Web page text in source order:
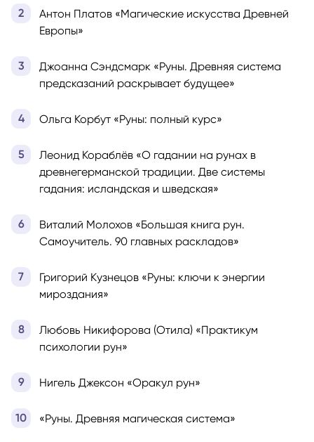
Антон Платов «Магические искусства Древней
Европы»
Джоанна Сэндсмарк «Руны. Древняя система
предсказаний раскрывает будущее»
Ольга Корбут «Руны: полный курс»
Леонид Кораблёв «О гадании на рунах в
древнегерманской традиции. Две системы
гадания: исландская и шведская»
Виталий Молохов «Большая книга рун.
Самоучитель. 90 главных раскладов»
Григорий Кузнецов «Руны: ключи к энергии
мироздания»
Любовь Никифорова (Отила) «Практикум
психологии рун»
Нигель Джексон «Оракул рун»
«Руны. Древняя магическая система»